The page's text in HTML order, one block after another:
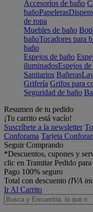
Accesorios de baño
bañoPapeleras
de ropa
Muebles de baño
bañoTocadores para
baño
Espejos de baño
iluminadosEspejos
Sanitarios Bañeras
Grifería Grifos para
Seguridad de baño
Resumen de tu pedido
¡Tu carrito está vacío!
Suscríbete a la newsletter
Conforama Tarjeta
Seguir Comprando
*Descuentos, cupones y
clic en Tramitar Pedido
Pago 100% seguro
Total con descuento (IVA
Ir Al Carrito